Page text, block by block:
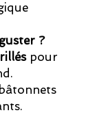
?
pour